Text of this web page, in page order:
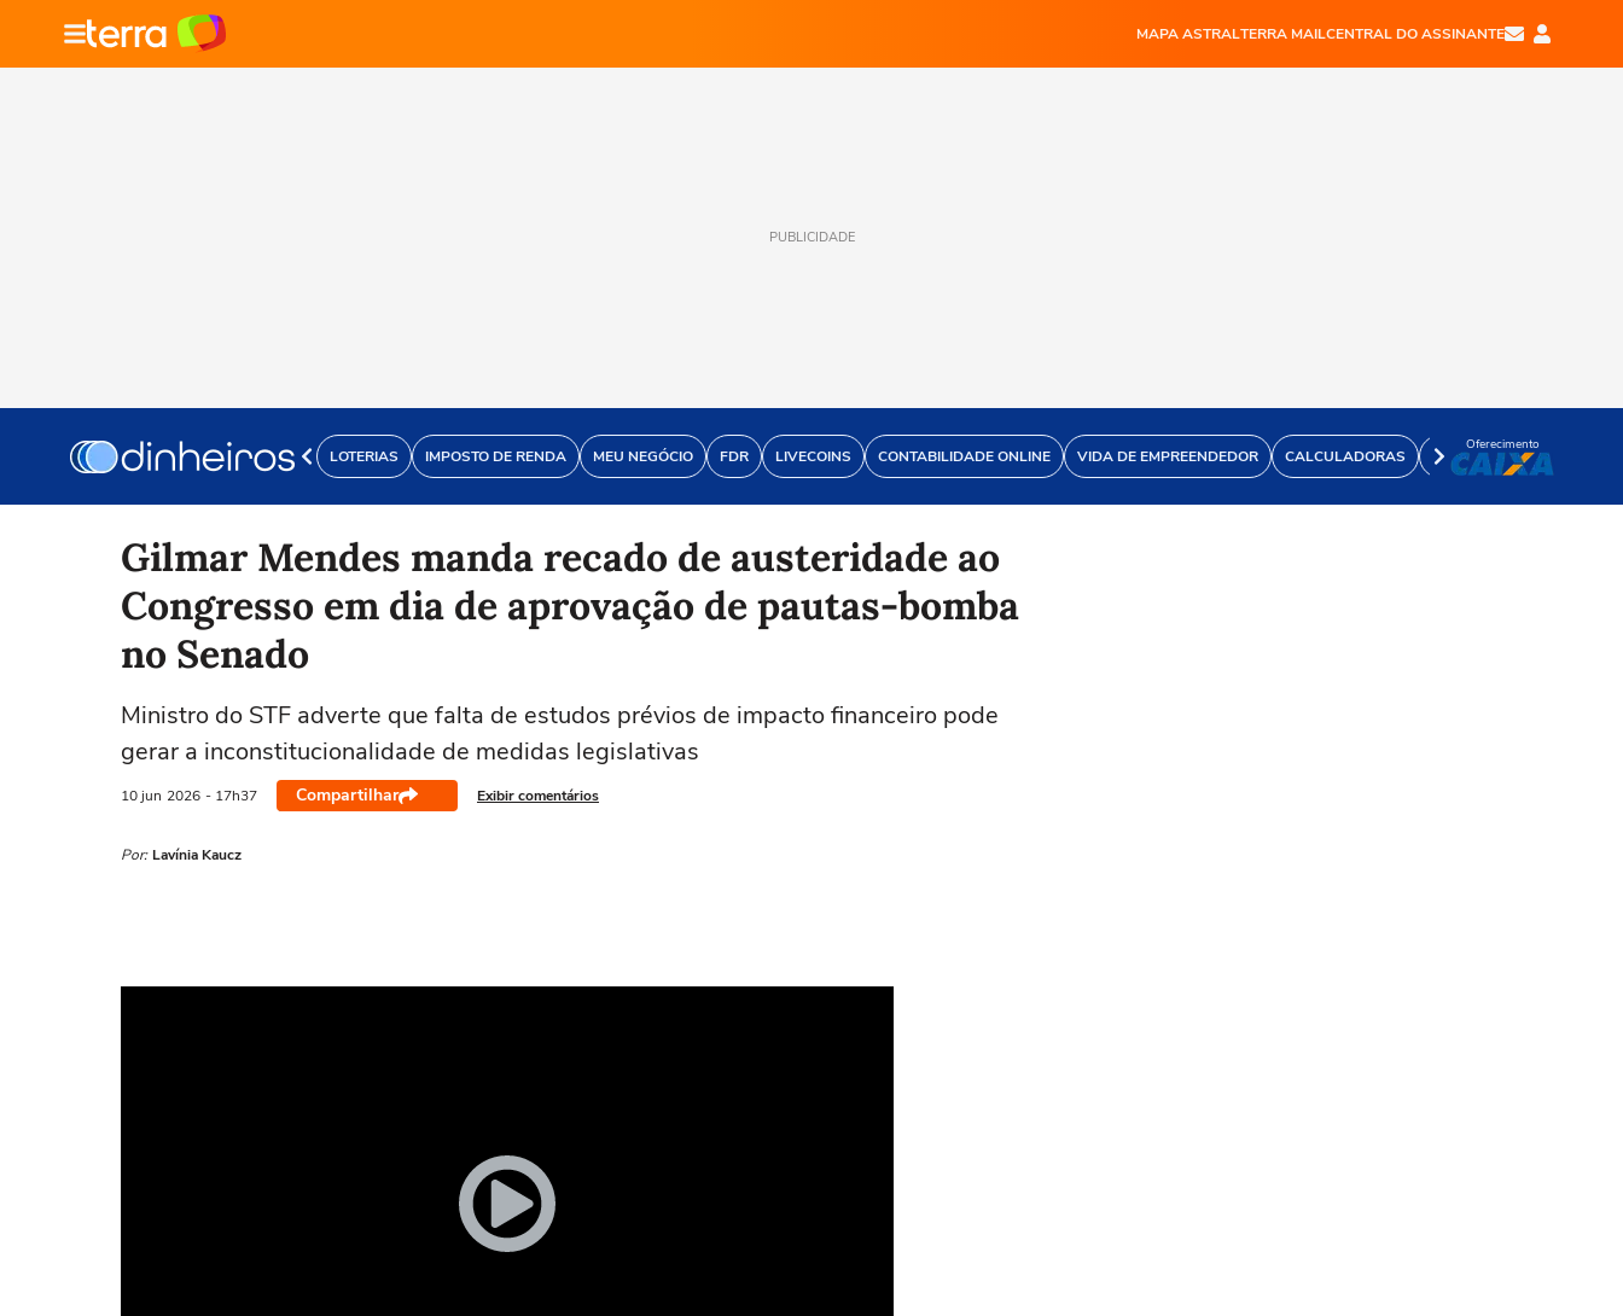
MAPA ASTRALTERRA MAILCENTRAL DO ASSINANTE
PUBLICIDADE
LOTERIAS IMPOSTO DE RENDA MEU NEGÓCIO FDR LIVECOINS CONTABILIDADE ONLINE VIDA DE EMPREENDEDOR CALCULADORAS VÍDEOS
Oferecimento
Gilmar Mendes manda recado de austeridade ao
Congresso em dia de aprovação de pautas-bomba
no Senado
Ministro do STF adverte que falta de estudos prévios de impacto financeiro pode
gerar a inconstitucionalidade de medidas legislativas
10 jun 2026 - 17h37 Compartilhar Exibir comentários
Por: Lavínia Kaucz